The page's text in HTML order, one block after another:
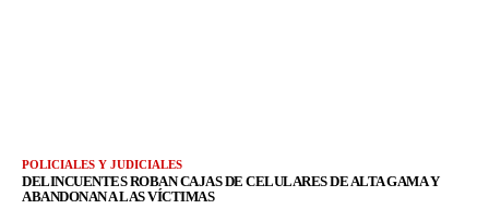
POLICIALES Y JUDICIALES
DELINCUENTES ROBAN CAJAS DE CELULARES DE ALTA GAMA Y
ABANDONAN A LAS VÍCTIMAS